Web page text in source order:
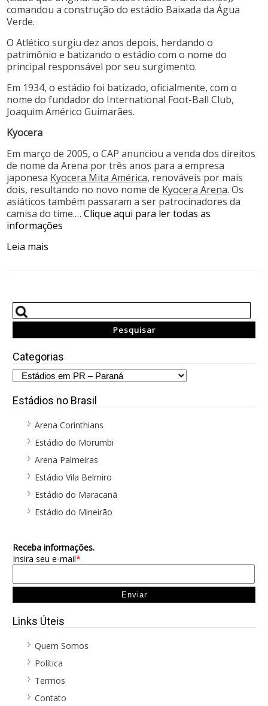
comandou a construção do estádio Baixada da Água
Verde.
O Atlético surgiu dez anos depois, herdando o
patrimônio e batizando o estádio com o nome do
principal responsável por seu surgimento.
Em 1934, o estádio foi batizado, oficialmente, com o
nome do fundador do International Foot-Ball Club,
Joaquim Américo Guimarães.
Kyocera
Em março de 2005, o CAP anunciou a venda dos direitos
de nome da Arena por três anos para a empresa
japonesa Kyocera Mita América, renováveis por mais
dois, resultando no novo nome de Kyocera Arena. Os
asiáticos também passaram a ser patrocinadores da
camisa do time.…Clique aqui para ler todas as
informações
Leia mais
Categorias
Estádios no Brasil
Arena Corinthians
Estádio do Morumbi
Arena Palmeiras
Estádio Vila Belmiro
Estádio do Maracanã
Estádio do Mineirão
Receba informações.
Insira seu e-mail*
Links Úteis
Quem Somos
Política
Termos
Contato